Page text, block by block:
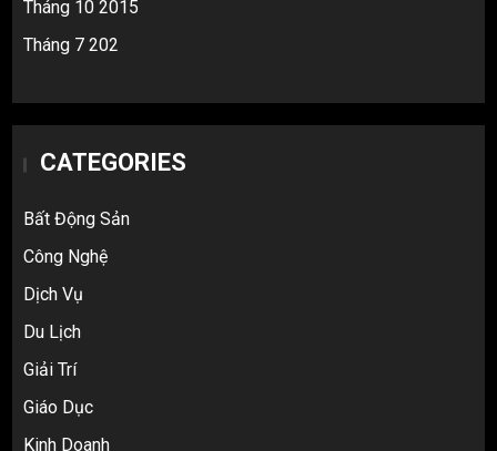
Tháng 10 2015
Tháng 7 202
CATEGORIES
Bất Động Sản
Công Nghệ
Dịch Vụ
Du Lịch
Giải Trí
Giáo Dục
Kinh Doanh
3